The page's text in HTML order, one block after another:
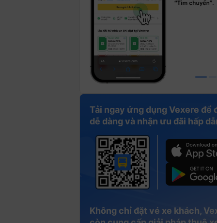
Tải ngay ứng dụng Vexere để
dễ dàng và nhận ưu đãi hấp
Không chỉ đặt vé xe khách,